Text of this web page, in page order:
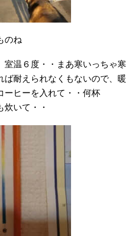
のね
室温６度・・まあ寒いっちゃ寒
ば耐えられなくもないので、暖
ーヒーを入れて・・何杯
炊いて・・